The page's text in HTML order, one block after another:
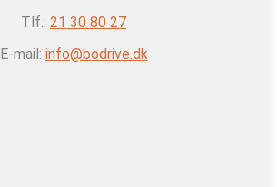
Tlf.: 21 30 80 27
E-mail: info@bodrive.dk